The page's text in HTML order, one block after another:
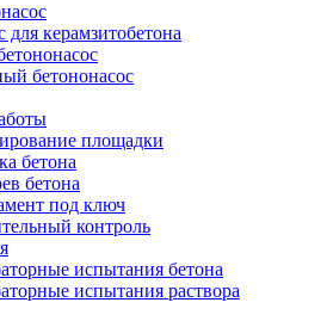
для керамзитобетона
бетононасос
площадки
бетона
бетона
под ключ
контроль
испытания бетона
испытания раствора